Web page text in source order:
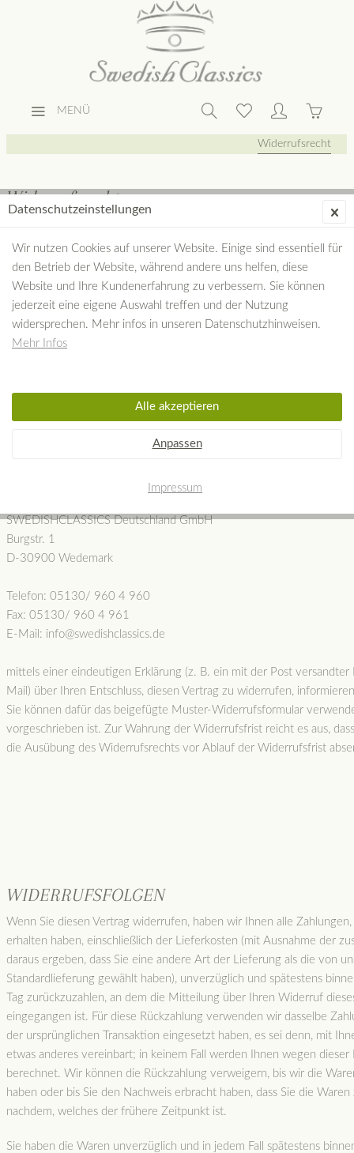
MENÜ
Widerrufsrecht
Widerrufsrecht
WIDERRUFSBELEHRUNG
Wiederrufsrecht
Widerrufsfolgen
Widerrufsformular
Sie haben das Recht, binnen vierzehn Tagen ohne Angabe von
Ihnen benannter Dritter, der nicht der Beförderer ist, die letzte Ware
SWEDISHCLASSICS Deutschland GmbH
Burgstr. 1
D-30900 Wedemark
Telefon: 05130/ 960 4 960
Fax: 05130/ 960 4 961
E-Mail: info@swedishclassics.de
mittels einer eindeutigen Erklärung (z. B. ein mit der Post versandter
Mail) über Ihren Entschluss, diesen Vertrag zu widerrufen,
Sie können dafür das beigefügte Muster-Widerrufsformular
vorgeschrieben ist. Zur Wahrung der Widerrufsfrist reicht es aus,
die Ausübung des Widerrufsrechts vor Ablauf der Widerrufsfrist
WIDERRUFSFOLGEN
Wenn Sie diesen Vertrag widerrufen, haben wir Ihnen alle
erhalten haben, einschließlich der Lieferkosten (mit Ausnahme der
daraus ergeben, dass Sie eine andere Art der Lieferung als die von
Standardlieferung gewählt haben), unverzüglich und spätestens
Tag zurückzuzahlen, an dem die Mitteilung über Ihren Widerruf
eingegangen ist. Für diese Rückzahlung verwenden wir dasselbe
der ursprünglichen Transaktion eingesetzt haben, es sei denn, mit
etwas anderes vereinbart; in keinem Fall werden Ihnen wegen dieser
berechnet. Wir können die Rückzahlung verweigern, bis wir die
haben oder bis Sie den Nachweis erbracht haben, dass Sie die
nachdem, welches der frühere Zeitpunkt ist.
Sie haben die Waren unverzüglich und in jedem Fall spätestens
Datenschutzeinstellungen
Wir nutzen Cookies auf unserer Website. Einige sind essentiell für
den Betrieb der Website, während andere uns helfen, diese
Website und Ihre Kundenerfahrung zu verbessern. Sie können
jederzeit eine eigene Auswahl treffen und der Nutzung
widersprechen. Mehr infos in unseren Datenschutzhinweisen.
Mehr Infos
Anpassen
Alle akzeptieren
Impressum